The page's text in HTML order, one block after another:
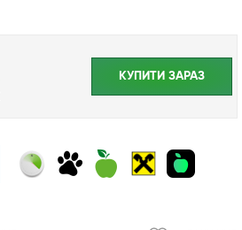
КУПИТИ ЗАРАЗ